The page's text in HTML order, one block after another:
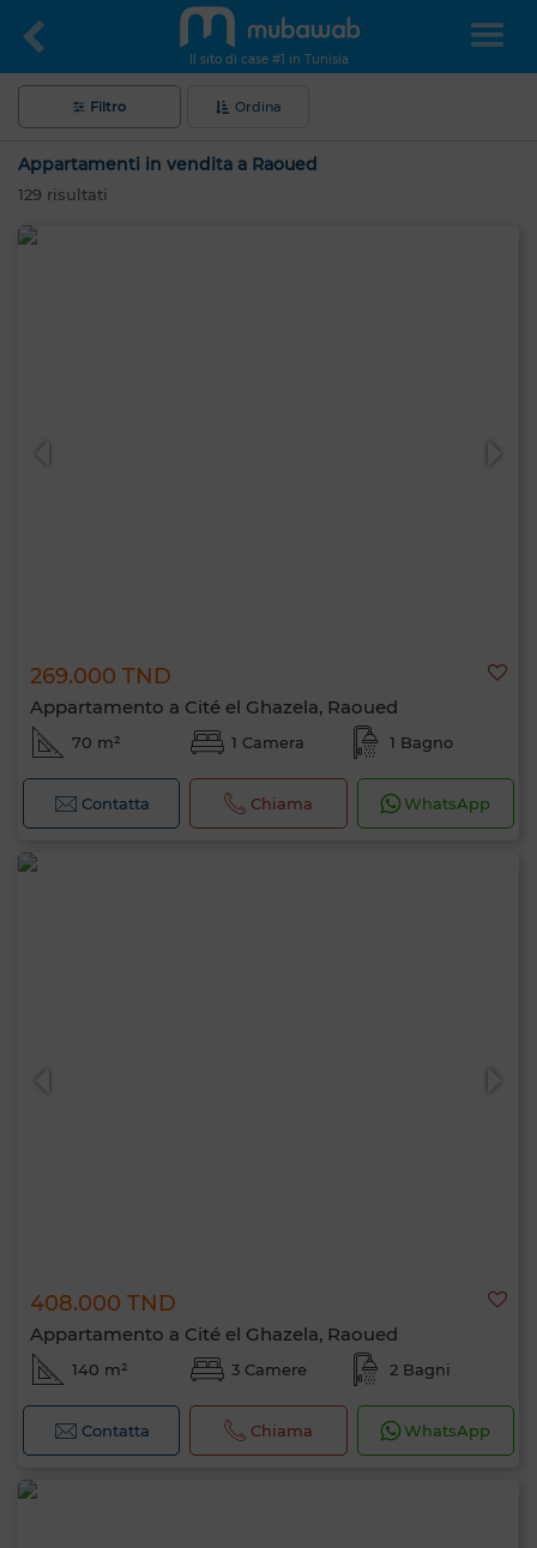
Il sito di case #1 in Tunisia
Filtro Ordina
Appartamenti in vendita a Raoued
129 risultati
269.000 TND
Appartamento a Cité el Ghazela, Raoued
70 m² 1 Camera 1 Bagno
Contatta Chiama WhatsApp
408.000 TND
Appartamento a Cité el Ghazela, Raoued
140 m² 3 Camere 2 Bagni
Contatta Chiama WhatsApp